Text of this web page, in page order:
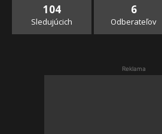
104
Sledujúcich
6
Odberateľov
Reklama